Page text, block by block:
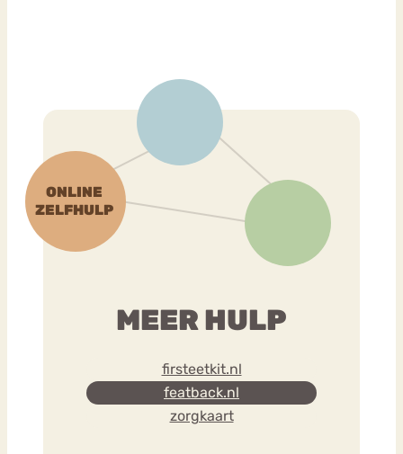
MEER HULP
firsteetkit.nl
featback.nl
zorgkaart